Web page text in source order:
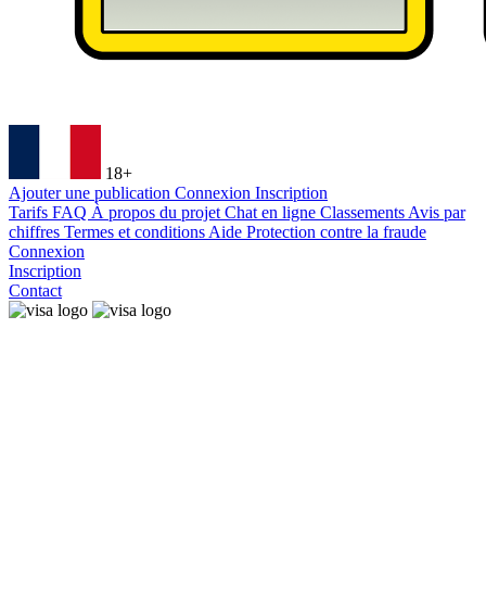
18+
Ajouter une publication Connexion Inscription
Tarifs FAQ À propos du projet Chat en ligne Classements Avis par
chiffres Termes et conditions Aide Protection contre la fraude
Connexion
Inscription
Contact